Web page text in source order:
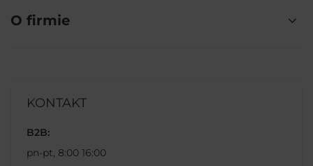
O firmie
KONTAKT
B2B:
pn-pt, 8:00 16:00